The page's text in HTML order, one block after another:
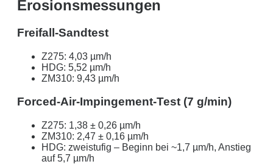
Erosionsmessungen
Freifall-Sandtest
Z275: 4,03 µm/h
HDG: 5,52 µm/h
ZM310: 9,43 µm/h
Forced-Air-Impingement-Test (7 g/min)
Z275: 1,38 ± 0,26 µm/h
ZM310: 2,47 ± 0,16 µm/h
HDG: zweistufig – Beginn bei ~1,7 µm/h, Anstieg
auf 5,7 µm/h